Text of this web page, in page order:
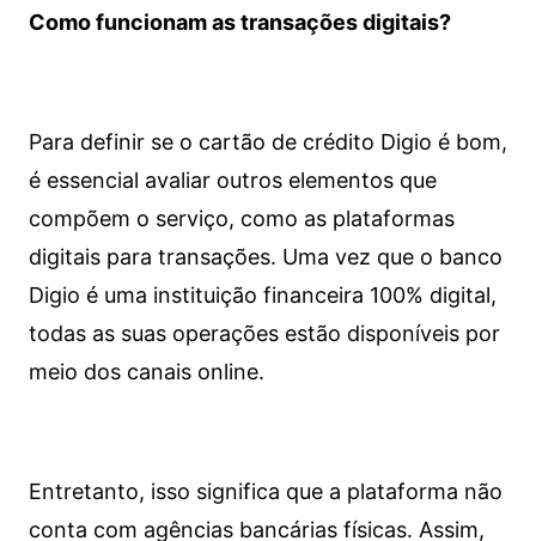
Como funcionam as transações digitais?
Para definir se o cartão de crédito Digio é bom,
é essencial avaliar outros elementos que
compõem o serviço, como as plataformas
digitais para transações. Uma vez que o banco
Digio é uma instituição financeira 100% digital,
todas as suas operações estão disponíveis por
meio dos canais online.
Entretanto, isso significa que a plataforma não
conta com agências bancárias físicas. Assim,